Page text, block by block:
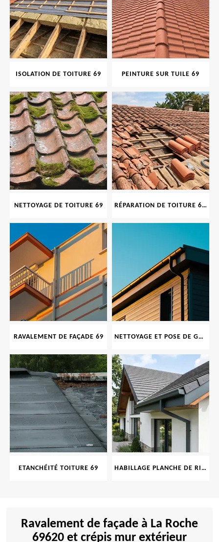
ISOLATION DE TOITURE 69 PEINTURE SUR TUILE 69
NETTOYAGE DE TOITURE 69 RÉPARATION DE TOITURE 69 RHONE, TUILES CASSÉES OU ABIMÉES
RAVALEMENT DE FAÇADE 69 NETTOYAGE ET POSE DE GOUTTIÈRE 69
ETANCHÉITÉ TOITURE 69 HABILLAGE PLANCHE DE RIVE 69
Ravalement de façade à La Roche
69620 et crépis mur extérieur